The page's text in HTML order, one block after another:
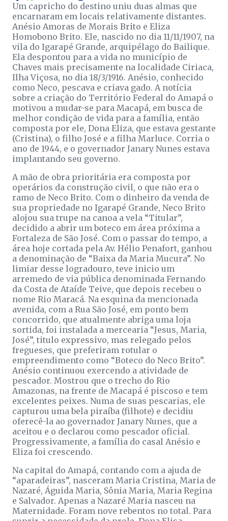
Um capricho do destino uniu duas almas que
encarnaram em locais relativamente distantes.
Anésio Amoras de Morais Brito e Eliza
Homobono Brito. Ele, nascido no dia 11/11/1907, na
vila do Igarapé Grande, arquipélago do Bailique.
Ela despontou para a vida no município de
Chaves mais precisamente na localidade Ciriaca,
Ilha Viçosa, no dia 18/3/1916. Anésio, conhecido
como Neco, pescava e criava gado. A notícia
sobre a criação do Território Federal do Amapá o
motivou a mudar-se para Macapá, em busca de
melhor condição de vida para a família, então
composta por ele, Dona Eliza, que estava gestante
(Cristina), o filho José e a filha Marluce. Corria o
ano de 1944, e o governador Janary Nunes estava
implantando seu governo.
A mão de obra prioritária era composta por
operários da construção civil, o que não era o
ramo de Neco Brito. Com o dinheiro da venda de
sua propriedade no Igarapé Grande, Neco Brito
alojou sua trupe na canoa a vela “Titular”,
decidido a abrir um boteco em área próxima a
Fortaleza de São José. Com o passar do tempo, a
área hoje cortada pela Av. Hélio Penafort, ganhou
a denominação de “Baixa da Maria Mucura”. No
limiar desse logradouro, teve inicio um
arremedo de via pública denominada Fernando
da Costa de Ataíde Teive, que depois recebeu o
nome Rio Maracá. Na esquina da mencionada
avenida, com a Rua São José, em ponto bem
concorrido, que atualmente abriga uma loja
sortida, foi instalada a mercearia “Jesus, Maria,
José”, titulo expressivo, mas relegado pelos
fregueses, que preferiram rotular o
empreendimento como “Boteco do Neco Brito”.
Anésio continuou exercendo a atividade de
pescador. Mostrou que o trecho do Rio
Amazonas, na frente de Macapá é piscoso e tem
excelentes peixes. Numa de suas pescarias, ele
capturou uma bela piraíba (filhote) e decidiu
oferecê-la ao governador Janary Nunes, que a
aceitou e o declarou como pescador oficial.
Progressivamente, a família do casal Anésio e
Eliza foi crescendo.
Na capital do Amapá, contando com a ajuda de
“aparadeiras”, nasceram Maria Cristina, Maria de
Nazaré, Águida Maria, Sônia Maria, Maria Regina
e Salvador. Apenas a Nazaré Maria nasceu na
Maternidade. Foram nove rebentos no total. Para